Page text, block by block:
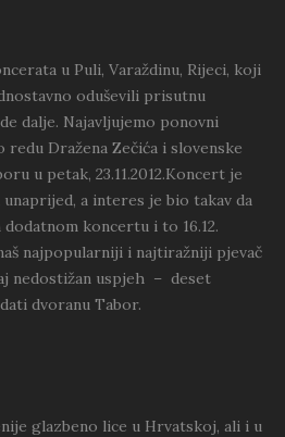
u Puli, Varaždinu, Rijeci, koji
oduševili prisutnu
dalje. Najavljujemo ponovni
Dražena Zečića i slovenske
u petak, 23.11.2012.Koncert je
a interes je bio takav da
koncertu i to 16.12.
najpopularniji i najtiražniji pjevač
nedostižan uspjeh – deset
dvoranu Tabor.
glazbeno lice u Hrvatskoj, ali i u